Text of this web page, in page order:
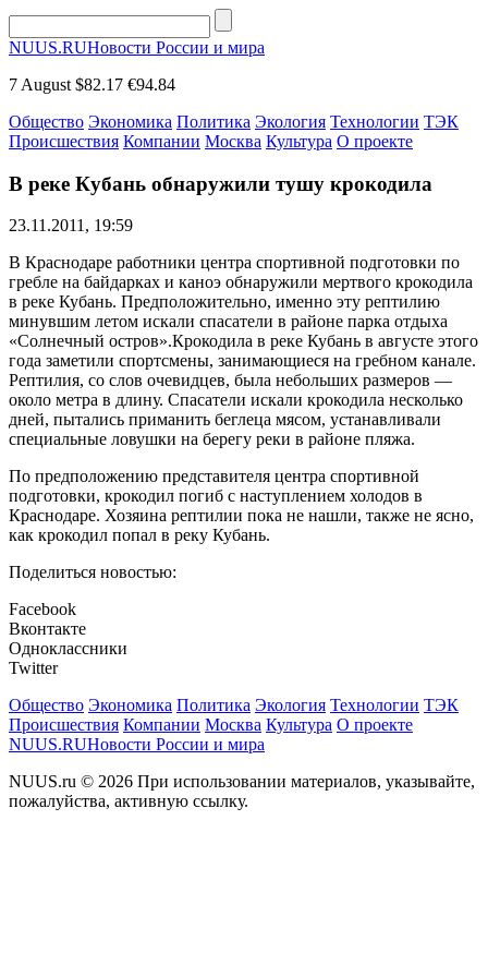
NUUS.RUНовости России и мира
7 August $82.17 €94.84
Общество Экономика Политика Экология Технологии ТЭК
Происшествия Компании Москва Культура О проекте
В реке Кубань обнаружили тушу крокодила
23.11.2011, 19:59
В Краснодаре работники центра спортивной подготовки по
гребле на байдарках и каноэ обнаружили мертвого крокодила
в реке Кубань. Предположительно, именно эту рептилию
минувшим летом искали спасатели в районе парка отдыха
«Солнечный остров».Крокодила в реке Кубань в августе этого
года заметили спортсмены, занимающиеся на гребном канале.
Рептилия, со слов очевидцев, была небольших размеров —
около метра в длину. Спасатели искали крокодила несколько
дней, пытались приманить беглеца мясом, устанавливали
специальные ловушки на берегу реки в районе пляжа.
По предположению представителя центра спортивной
подготовки, крокодил погиб с наступлением холодов в
Краснодаре. Хозяина рептилии пока не нашли, также не ясно,
как крокодил попал в реку Кубань.
Поделиться новостью:
Facebook
Вконтакте
Одноклассники
Twitter
Общество Экономика Политика Экология Технологии ТЭК
Происшествия Компании Москва Культура О проекте
NUUS.RUНовости России и мира
NUUS.ru © 2026 При использовании материалов, указывайте,
пожалуйства, активную ссылку.